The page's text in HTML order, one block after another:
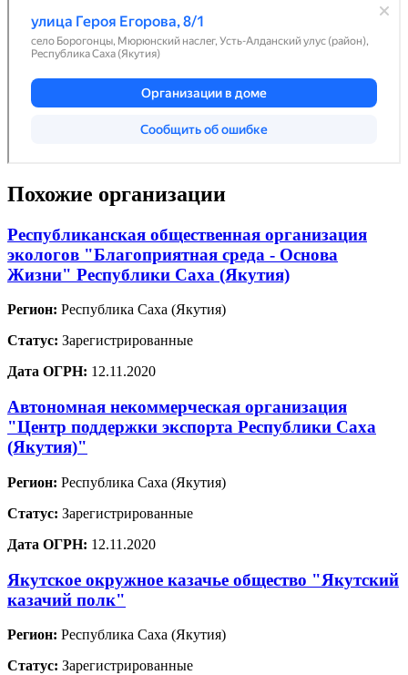
Похожие организации
Республиканская общественная организация
экологов "Благоприятная среда - Основа
Жизни" Республики Саха (Якутия)
Регион: Республика Саха (Якутия)
Статус: Зарегистрированные
Дата ОГРН: 12.11.2020
Автономная некоммерческая организация
"Центр поддержки экспорта Республики Саха
(Якутия)"
Регион: Республика Саха (Якутия)
Статус: Зарегистрированные
Дата ОГРН: 12.11.2020
Якутское окружное казачье общество "Якутский
казачий полк"
Регион: Республика Саха (Якутия)
Статус: Зарегистрированные